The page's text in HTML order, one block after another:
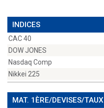
INDICES
CAC 40
DOW JONES
Nasdaq Comp
Nikkei 225
MAT. 1ÈRE/DEVISES/TAUX